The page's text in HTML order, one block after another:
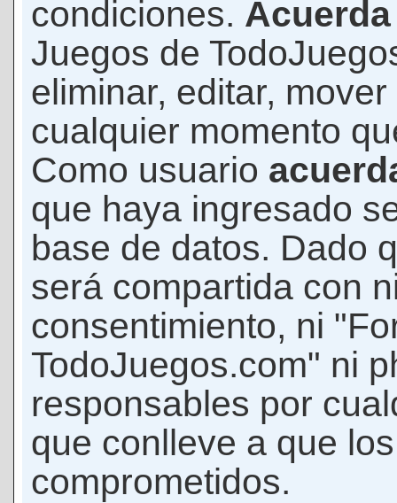
condiciones. Acuerda
Juegos de
eliminar, editar,
cualquier momento
Como usuario
que haya ingresado
base de datos. Dado
será compartida con
consentimiento, ni
TodoJuegos.com" ni
responsables por
que conlleve a que
comprometidos.